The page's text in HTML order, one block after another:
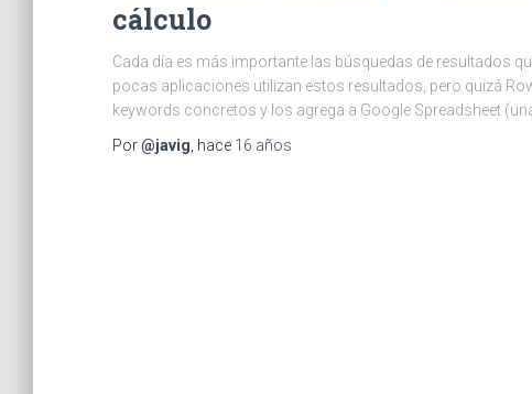
cálculo
Cada día es más importante las búsquedas de resultados
pocas aplicaciones utilizan estos resultados, pero quizá
keywords concretos y los agrega a Google Spreadsheet
Por@javig , hace 16 años